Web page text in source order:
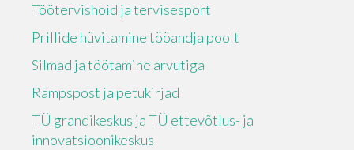
Töötervishoid ja tervisesport
Prillide hüvitamine tööandja poolt
Silmad ja töötamine arvutiga
Rämpspost ja petukirjad
TÜ grandikeskus ja TÜ ettevõtlus- ja
innovatsioonikeskus